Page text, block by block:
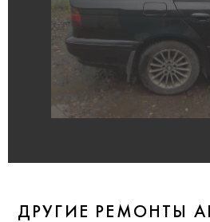
ДРУГИЕ РЕМОНТЫ